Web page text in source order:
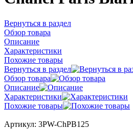
Вернуться в раздел
Обзор товара
Описание
Характеристики
Похожие товары
Вернуться в раздел
Обзор товара
Описание
Характеристики
Похожие товары
Артикул: 3PW-ChPB125